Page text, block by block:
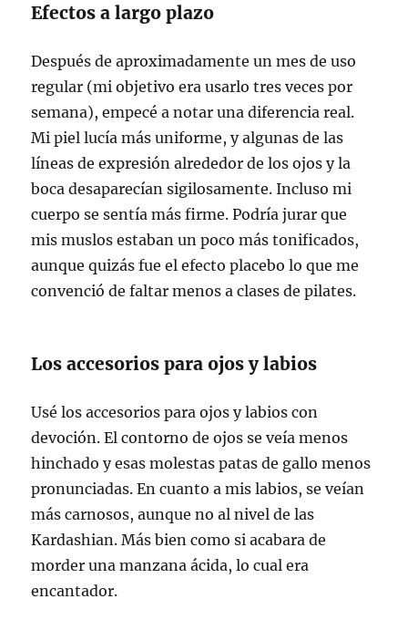
Efectos a largo plazo
Después de aproximadamente un mes de uso
regular (mi objetivo era usarlo tres veces por
semana), empecé a notar una diferencia real.
Mi piel lucía más uniforme, y algunas de las
líneas de expresión alrededor de los ojos y la
boca desaparecían sigilosamente. Incluso mi
cuerpo se sentía más firme. Podría jurar que
mis muslos estaban un poco más tonificados,
aunque quizás fue el efecto placebo lo que me
convenció de faltar menos a clases de pilates.
Los accesorios para ojos y labios
Usé los accesorios para ojos y labios con
devoción. El contorno de ojos se veía menos
hinchado y esas molestas patas de gallo menos
pronunciadas. En cuanto a mis labios, se veían
más carnosos, aunque no al nivel de las
Kardashian. Más bien como si acabara de
morder una manzana ácida, lo cual era
encantador.